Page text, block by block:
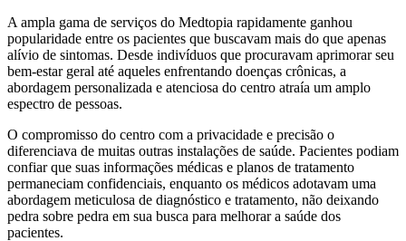
A ampla gama de serviços do Medtopia rapidamente ganhou
popularidade entre os pacientes que buscavam mais do que apenas
alívio de sintomas. Desde indivíduos que procuravam aprimorar seu
bem-estar geral até aqueles enfrentando doenças crônicas, a
abordagem personalizada e atenciosa do centro atraía um amplo
espectro de pessoas.
O compromisso do centro com a privacidade e precisão o
diferenciava de muitas outras instalações de saúde. Pacientes podiam
confiar que suas informações médicas e planos de tratamento
permaneciam confidenciais, enquanto os médicos adotavam uma
abordagem meticulosa de diagnóstico e tratamento, não deixando
pedra sobre pedra em sua busca para melhorar a saúde dos
pacientes.